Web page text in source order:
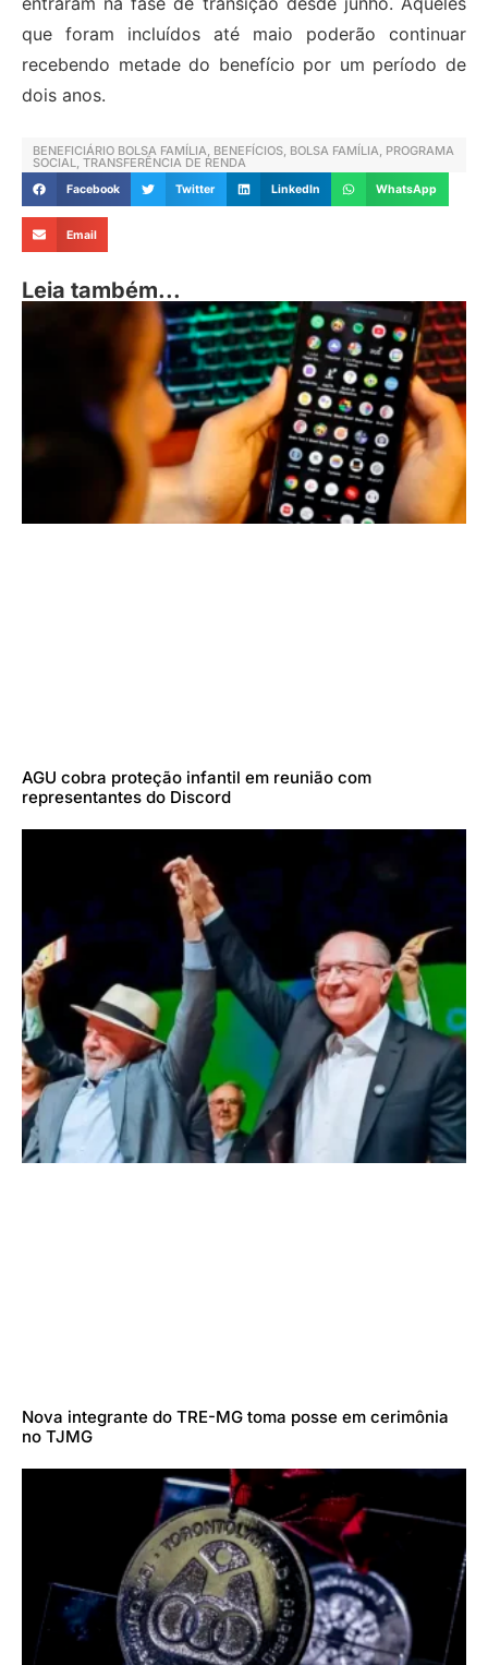
que foram incluídos até maio poderão continuar
recebendo metade do benefício por um período de
dois anos.
BENEFICIÁRIO BOLSA FAMÍLIA BENEFÍCIOS BOLSA FAMÍLIA PROGRAMA
SOCIAL TRANSFERÊNCIA DE RENDA
Facebook Twitter LinkedIn WhatsApp
Email
Leia também...
AGU cobra proteção infantil em reunião com
representantes do Discord
Nova integrante do TRE-MG toma posse em cerimônia
no TJMG